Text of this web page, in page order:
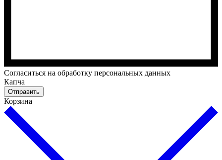
Cогласиться на обработку персональных данных
Капча
Отправить
Корзина